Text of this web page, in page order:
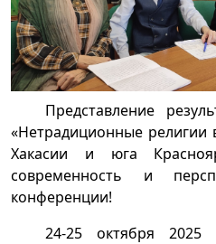
Представление
«Нетрадиционные религии
Хакасии и юга
современность и
конференции!
24-25 октября